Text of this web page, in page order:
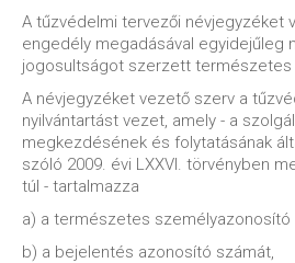
A tűzvédelmi tervezői névjegyzéket
engedély megadásával egyidejűleg
jogosultságot szerzett természetes
A névjegyzéket vezető szerv a
nyilvántartást vezet, amely - a
megkezdésének és folytatásának
szóló 2009. évi LXXVI. törvényben
túl - tartalmazza
a) a természetes személyazonosító
b) a bejelentés azonosító számát,